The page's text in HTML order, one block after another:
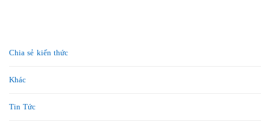
Chia sẻ kiến thức
Khác
Tin Tức